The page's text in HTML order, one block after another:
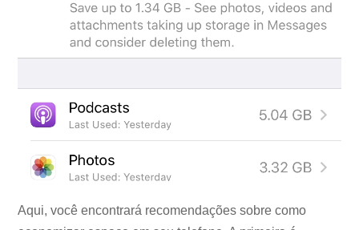
Aqui, você encontrará recomendações sobre como